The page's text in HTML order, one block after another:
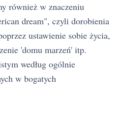
również w znaczeniu
dream", czyli dorobienia
ustawienie sobie życia,
'domu marzeń' itp.
według ogólnie
w bogatych